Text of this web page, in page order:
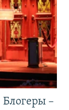
Блогеры –